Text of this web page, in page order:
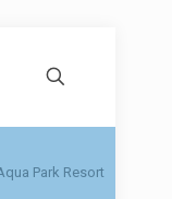
Park Resort